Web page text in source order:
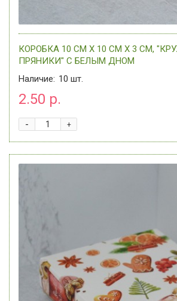
КОРОБКА 10 СМ Х 10 СМ Х 3 СМ,
ПРЯНИКИ" C БЕЛЫМ ДНОМ
Наличие: 10 шт.
2.50 р.
+
-